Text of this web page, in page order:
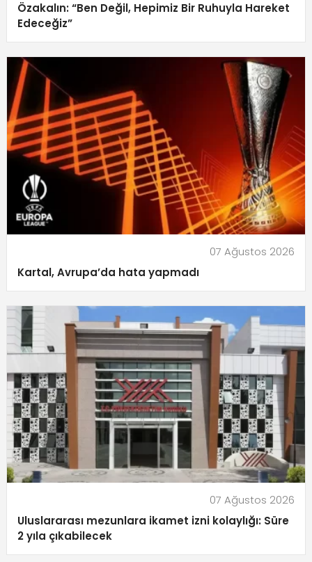
Özakalın: “Ben Değil, Hepimiz Bir Ruhuyla Hareket
Edeceğiz”
07 Ağustos 2026
Kartal, Avrupa’da hata yapmadı
07 Ağustos 2026
Uluslararası mezunlara ikamet izni kolaylığı: Süre
2 yıla çıkabilecek